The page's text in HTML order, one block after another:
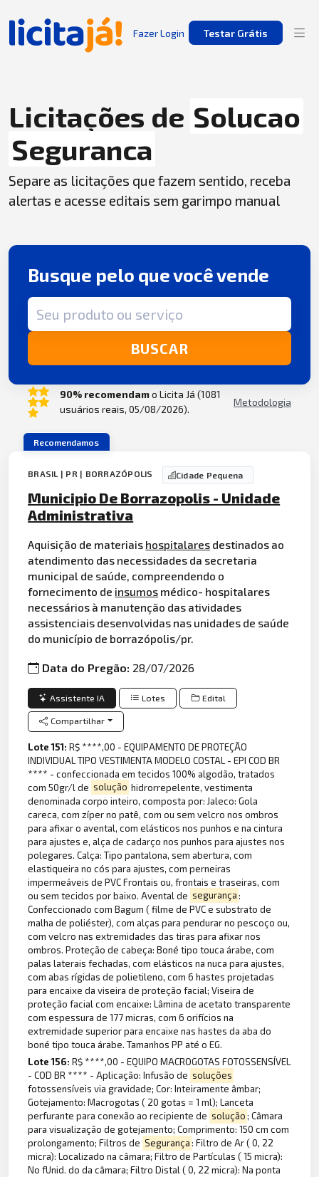
Fazer Login Testar Grátis
Licitações de Solucao
Seguranca
Separe as licitações que fazem sentido, receba
alertas e acesse editais sem garimpo manual
Busque pelo que você vende
Termo de busca
BUSCAR
90% recomendamo Licita Já (1081
usuários reais, 05/08/2026).
Metodologia
Recomendamos
BRASIL | PR | BORRAZÓPOLIS Cidade Pequena
Municipio De Borrazopolis - Unidade
Administrativa
Aquisição de materiais hospitalares destinados ao
atendimento das necessidades da secretaria
municipal de saúde, compreendendo o
fornecimento de insumos médico- hospitalares
necessários à manutenção das atividades
assistenciais desenvolvidas nas unidades de saúde
do município de borrazópolis/pr.
Data do Pregão: 28/07/2026
Assistente IA Lotes Edital
Compartilhar
Lote 151:R$ ****,00 - EQUIPAMENTO DE PROTEÇÃO
INDIVIDUAL TIPO VESTIMENTA MODELO COSTAL - EPI COD BR
**** - confeccionada em tecidos 100% algodão, tratados
com 50gr/l de solução hidrorrepelente, vestimenta
denominada corpo inteiro, composta por: Jaleco: Gola
careca, com zíper no patê, com ou sem velcro nos ombros
para afixar o avental, com elásticos nos punhos e na cintura
para ajustes e, alça de cadarço nos punhos para ajustes nos
polegares. Calça: Tipo pantalona, sem abertura, com
elastiqueira no cós para ajustes, com perneiras
impermeáveis de PVC Frontais ou, frontais e traseiras, com
ou sem tecidos por baixo. Avental de segurança:
Confeccionado com Bagum ( filme de PVC e substrato de
malha de poliéster), com alças para pendurar no pescoço ou,
com velcro nas extremidades das tiras para afixar nos
ombros. Proteção de cabeça: Boné tipo touca árabe, com
palas laterais fechadas, com elásticos na nuca para ajustes,
com abas rígidas de polietileno, com 6 hastes projetadas
para encaixe da viseira de proteção facial; Viseira de
proteção facial com encaixe: Lâmina de acetato transparente
com espessura de 177 micras, com 6 orifícios na
extremidade superior para encaixe nas hastes da aba do
boné tipo touca árabe. Tamanhos PP até o EG.
Lote 156:R$ ****,00 - EQUIPO MACROGOTAS FOTOSSENSÍVEL
- COD BR **** - Aplicação: Infusão de soluções
fotossensíveis via gravidade; Cor: Inteiramente âmbar;
Gotejamento: Macrogotas ( 20 gotas = 1 ml); Lanceta
perfurante para conexão ao recipiente de solução; Câmara
para visualização de gotejamento; Comprimento: 150 cm com
prolongamento; Filtros de Segurança: Filtro de Ar ( 0, 22
micra): Localizado na câmara; Filtro de Partículas ( 15 micra):
No fUnid. do da câmara; Filtro Distal ( 0, 22 micra): Na ponta